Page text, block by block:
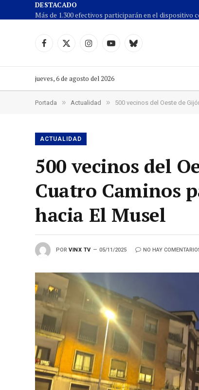
DESTACADO
Facebook
X
InstagramYouTubeCielo
jueves, 6 de agosto del 2026
Portada » Actualidad » 500 vecinos del Oeste de
ACTUALIDAD
500 vecinos del
Cuatro Caminos
hacia El Musel
POR VINX TV 05/11/2025 NO HAY